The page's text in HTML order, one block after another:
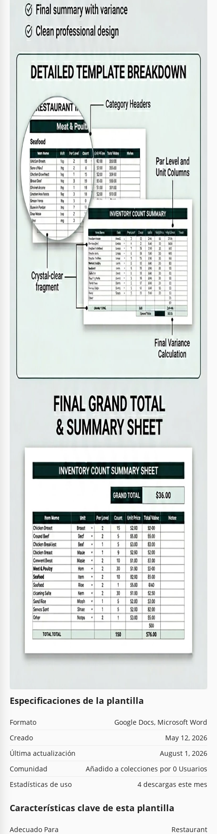
Especificaciones de la plantilla
Formato
Google Docs, Microsoft Word
Creado
May 12, 2026
Última actualización
August 1, 2026
Comunidad
Añadido a colecciones por 0 Usuarios
Estadísticas de uso
4 descargas este mes
Características clave de esta plantilla
Adecuado Para Restaurant